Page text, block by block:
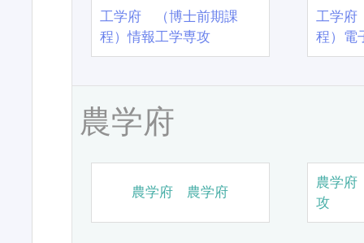
工学府 （博士前期課
程）情報工学専攻
工学
程）電
農学府
農学府 農学府
農学
攻